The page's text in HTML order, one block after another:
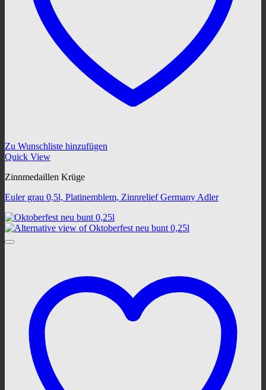
Zu Wunschliste hinzufügen
Quick View
Zinnmedaillen Krüge
Euler grau 0,5l, Platinemblem, Zinnrelief Germany Adler